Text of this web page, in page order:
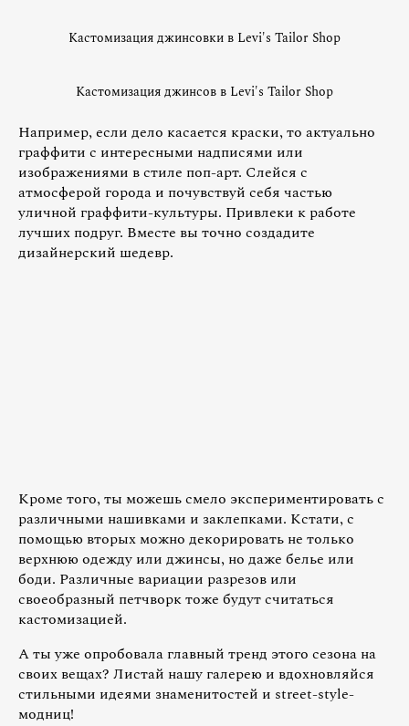
Кастомизация джинсовки в Levi's Tailor Shop
Кастомизация джинсов в Levi's Tailor Shop
Например, если дело касается краски, то актуально
граффити с интересными надписями или
изображениями в стиле поп-арт. Слейся с
атмосферой города и почувствуй себя частью
уличной граффити-культуры. Привлеки к работе
лучших подруг. Вместе вы точно создадите
дизайнерский шедевр.
Кроме того, ты можешь смело экспериментировать с
различными нашивками и заклепками. Кстати, с
помощью вторых можно декорировать не только
верхнюю одежду или джинсы, но даже белье или
боди. Различные вариации разрезов или
своеобразный петчворк тоже будут считаться
кастомизацией.
А ты уже опробовала главный тренд этого сезона на
своих вещах? Листай нашу галерею и вдохновляйся
стильными идеями знаменитостей и street-style-
модниц!